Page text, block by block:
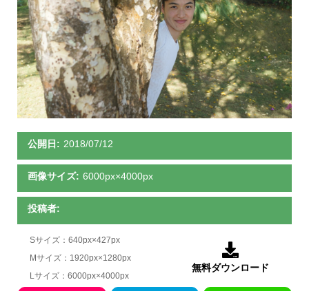
公開日: 2018/07/12
画像サイズ: 6000px×4000px
投稿者:
Sサイズ：640px×427px
Mサイズ：1920px×1280px
Lサイズ：6000px×4000px

無料ダウンロード